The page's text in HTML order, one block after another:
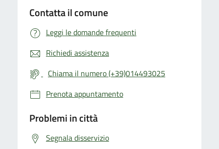
Contatta il comune
Leggi le domande frequenti
Richiedi assistenza
Chiama il numero (+39)014493025
Prenota appuntamento
Problemi in città
Segnala disservizio